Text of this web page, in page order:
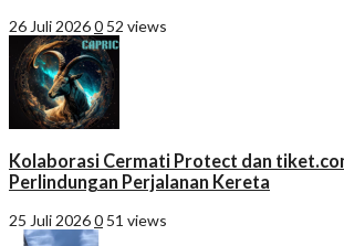
26 Juli 20260 52 views
Kolaborasi Cermati Protect dan
Perlindungan Perjalanan Kereta
25 Juli 20260 51 views